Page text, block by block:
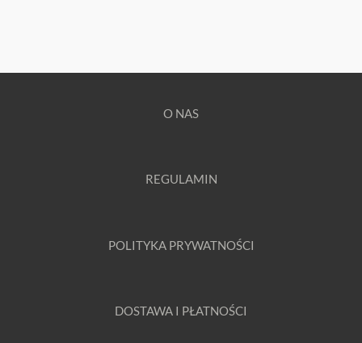
O NAS
REGULAMIN
POLITYKA PRYWATNOŚCI
DOSTAWA I PŁATNOŚCI